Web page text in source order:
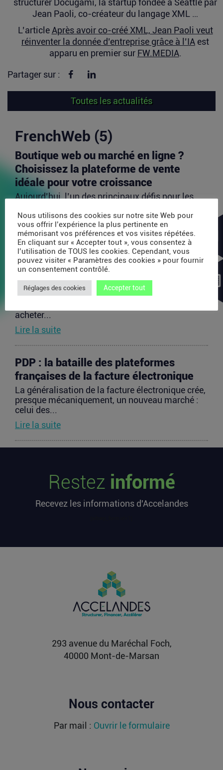
structurer Docugami, la startup fondée à Seattle par
Jean Paoli, co-créateur du langage XML …
L’article Après avoir co-créé XML, Jean Paoli veut
réinventer la donnée d’entreprise grâce à l’IA est
apparu en premier sur FW.MEDIA.
Partager sur : Partager sur Facebook
Toutes les actualités
FrenchWeb (5)
Boutique web ou marché en ligne ?
Choisissez la plateforme de vente
idéale pour votre croissance
Aujourd’hui, l’un des principaux défis pour les
Lire la suite
Avec 35 millions de dollars, SAPIOM
veut devenir le contrôleur de gestion
des agents IA
Les agents IA peuvent enchaîner des dizaines
acheter...
Lire la suite
PDP : la bataille des plateformes
françaises de la facture électronique
La généralisation de la facture électronique crée,
presque mécaniquement, un nouveau marché :
celui des...
Lire la suite
digitalise l’accompagnement des
voyageurs
Les formalités de voyage demeurent l’une des
zones les moins fluides de l’expérience
de l’argent dans une sortie à 2,25
milliards de dollars ?
Après avoir levé près de 1,4 milliard de dollars et
atteint une valorisation de 11,7 milliards fin
Lire la suite
Restez informé
Recevez les informations d'Accelandes
293 avenue du Maréchal Foch,
40000 Mont-de-Marsan
Nous contacter
Par mail : Ouvrir le formulaire
Nous utilisons des cookies sur notre site Web pour
vous offrir l’expérience la plus pertinente en
mémorisant vos préférences et vos visites répétées.
En cliquant sur « Accepter tout », vous consentez à
l’utilisation de TOUS les cookies. Cependant, vous
pouvez visiter « Paramètres des cookies » pour fournir
un consentement contrôlé.
Réglages des cookies Accepter tout